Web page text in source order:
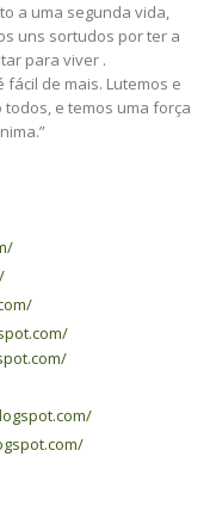
a uma segunda vida,
uns sortudos por ter a
para viver .
de mais. Lutemos e
e temos uma força